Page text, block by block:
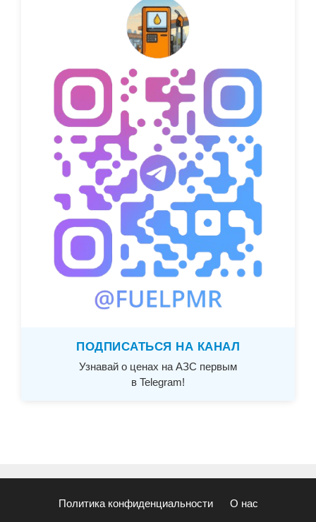
ПОДПИСАТЬСЯ НА КАНАЛ
Узнавай о ценах на АЗС первым
в Telegram!
Политика конфиденциальности О нас